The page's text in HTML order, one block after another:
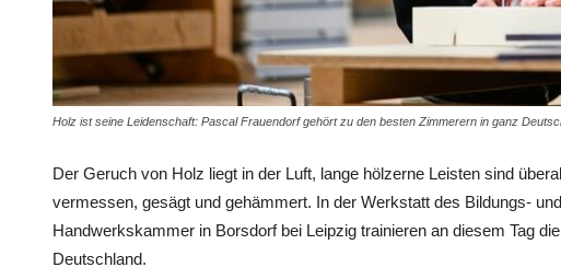
Holz ist seine Leidenschaft: Pascal Frauendorf gehört zu den besten Zimmerern in ganz
Der Geruch von Holz liegt in der Luft, lange hölzerne Leisten sind
vermessen, gesägt und gehämmert. In der Werkstatt des Bildungs-
Handwerkskammer in Borsdorf bei Leipzig trainieren an diesem Tag
Deutschland.